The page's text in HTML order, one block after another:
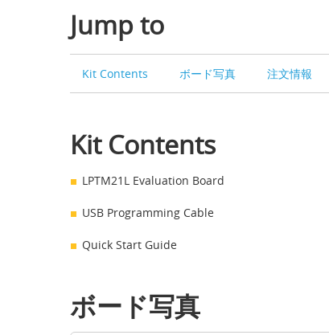
Jump to
Kit Contents ボード写真 注文情報
Kit Contents
LPTM21L Evaluation Board
USB Programming Cable
Quick Start Guide
ボード写真